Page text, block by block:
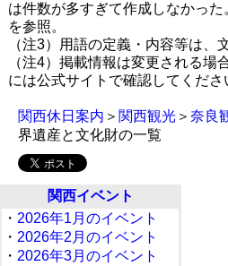
は件数が多すぎて作成しなかっ
を参照。
（注3）用語の定義・内容等は、
（注4）掲載情報は変更される場
には公式サイトで確認してくださ
関西休日案内 ＞ 関西観光 ＞ 奈良
界遺産と文化財の一覧
関西イベント
・ 2026年1月のイベント
・ 2026年2月のイベント
・ 2026年3月のイベント